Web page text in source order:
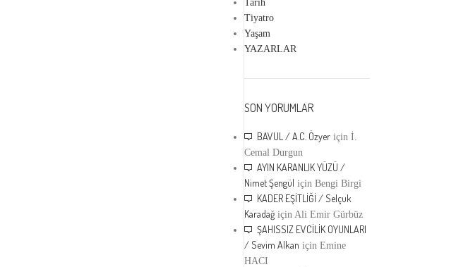
Tarih
Tiyatro
Yaşam
YAZARLAR
SON YORUMLAR
BAVUL / A.C. Özyer içinİ.
Cemal Durgun
AYIN KARANLIK YÜZÜ /
Nimet Şengül içinBengi Birgi
KADER EŞİTLİĞİ / Selçuk
Karadağ içinAli Emir Gürbüz
ŞAHISSIZ EVCİLİK OYUNLARI
/ Sevim Alkan içinEmine
HACI